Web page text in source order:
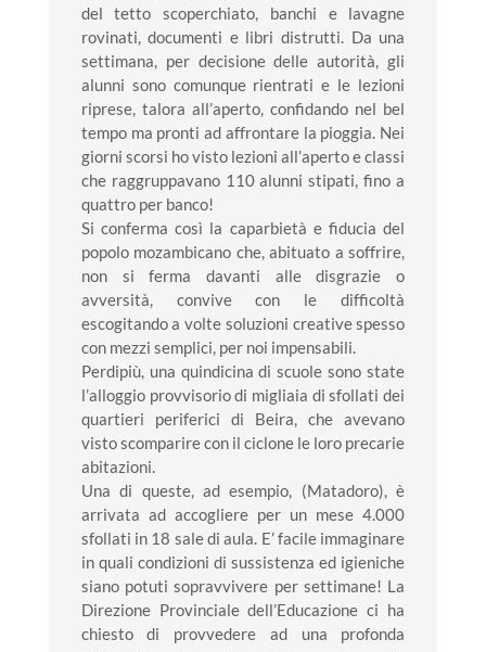
del tetto scoperchiato, banchi e lavagne
rovinati, documenti e libri distrutti. Da una
settimana, per decisione delle autorità, gli
alunni sono comunque rientrati e le lezioni
riprese, talora all’aperto, confidando nel bel
tempo ma pronti ad affrontare la pioggia. Nei
giorni scorsi ho visto lezioni all’aperto e classi
che raggruppavano 110 alunni stipati, fino a
quattro per banco!
Si conferma così la caparbietà e fiducia del
popolo mozambicano che, abituato a soffrire,
non si ferma davanti alle disgrazie o
avversità, convive con le difficoltà
escogitando a volte soluzioni creative spesso
con mezzi semplici, per noi impensabili.
Perdipiù, una quindicina di scuole sono state
l’alloggio provvisorio di migliaia di sfollati dei
quartieri periferici di Beira, che avevano
visto scomparire con il ciclone le loro precarie
abitazioni.
Una di queste, ad esempio, (Matadoro), è
arrivata ad accogliere per un mese 4.000
sfollati in 18 sale di aula. E’ facile immaginare
in quali condizioni di sussistenza ed igieniche
siano potuti sopravvivere per settimane! La
Direzione Provinciale dell’Educazione ci ha
chiesto di provvedere ad una profonda